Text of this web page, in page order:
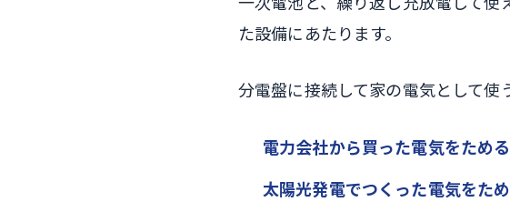
た設備にあたります。
分電盤に接続して家の電気として使
電力会社から買った電気をためる
太陽光発電でつくった電気をた